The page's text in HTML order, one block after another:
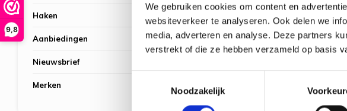
We gebruiken cookies om content en
websiteverkeer te analyseren. Ook delen we
media, adverteren en analyse. Deze partners
verstrekt of die ze hebben verzameld op basis
Noodzakelijk
9,8
Haken
Aanbiedingen
Nieuwsbrief
Merken
naalddikte